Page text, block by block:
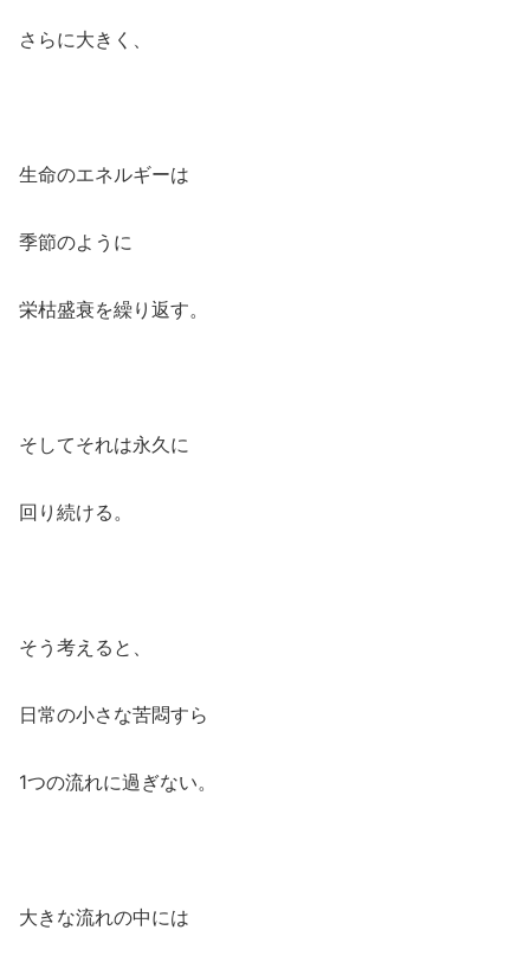
さらに大きく、
生命のエネルギーは
季節のように
栄枯盛衰を繰り返す。
そしてそれは永久に
回り続ける。
そう考えると、
日常の小さな苦悶すら
1つの流れに過ぎない。
大きな流れの中には